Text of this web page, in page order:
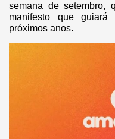
semana de setembro,
manifesto que
próximos anos.